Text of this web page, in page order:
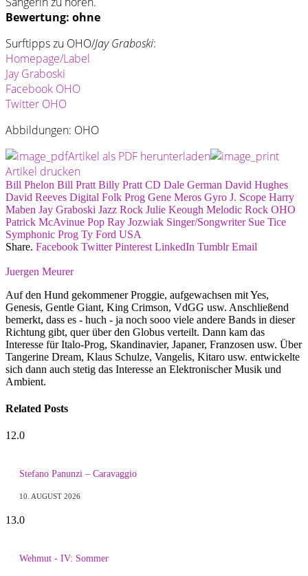
Bewertung: ohne
Surftipps zu OHO/Jay Graboski:
Homepage/Label
Jay Graboski
Facebook OHO
Twitter OHO
Abbildungen: OHO
Artikel als PDF herunterladen
Artikel drucken
Bill Phelon Bill Pratt Billy Pratt CD Dale German David Hughes
David Reeves Digital Folk Prog Gene Meros Gyro J. Scope Harry
Maben Jay Graboski Jazz Rock Julie Keough Melodic Rock OHO
Patrick McAvinue Pop Ray Jozwiak Singer/Songwriter Sue Tice
Symphonic Prog Ty Ford USA
Share. Facebook Twitter Pinterest LinkedIn Tumblr Email
Juergen Meurer
Auf den Hund gekommener Proggie, aufgewachsen mit Yes,
Genesis, Gentle Giant, King Crimson, VdGG usw. Anschließend
bemerkt, dass es - huch - ja noch sooo viele andere Bands in dieser
Richtung gibt, quer über den Globus verteilt. Dann kam das
Interesse für Italo-Prog, Skandinavier, Japaner, Franzosen usw. Über
Tangerine Dream, Klaus Schulze, Vangelis, Kitaro usw. entwickelte
sich dann auch stetig das Interesse an Elektronischer Musik und
Ambient.
Related Posts
12.0
Stefano Panunzi – Caravaggio
10. AUGUST 2026
13.0
Wehmut - IV: Sommer